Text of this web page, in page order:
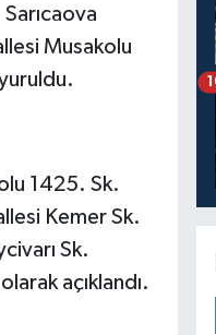
Musakolu
1425. Sk.
Kemer Sk.
Sk.
açıklandı.